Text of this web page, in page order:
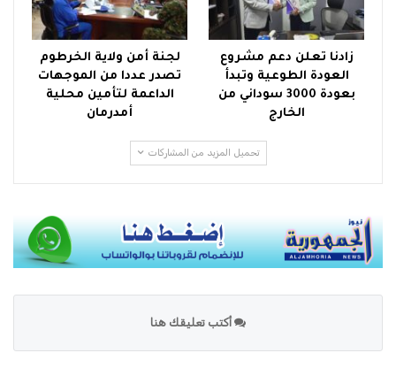
زادنا تعلن دعم مشروع
العودة الطوعية وتبدأ
بعودة 3000 سوداني من
الخارج
لجنة أمن ولاية الخرطوم
تصدر عددا من الموجهات
الداعمة لتأمين محلية
أمدرمان
تحميل المزيد من المشاركات
أكتب تعليقك هنا